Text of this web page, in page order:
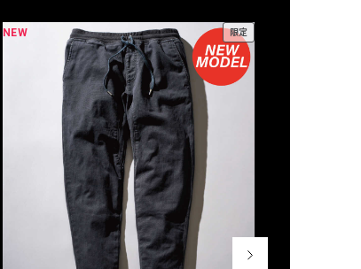
NEW 限定